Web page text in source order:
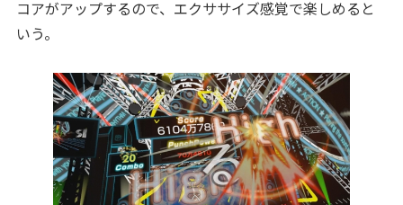
コアがアップするので、エクササイズ感覚で楽しめると
いう。